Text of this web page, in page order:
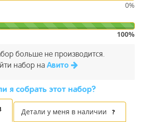
0%
100%
больше не производится.
набор на Авито
я собрать этот набор?
Детали у меня в наличии ?